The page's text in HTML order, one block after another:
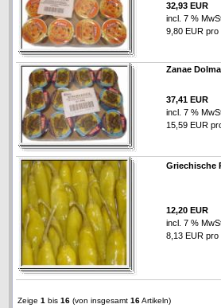
32,93 EUR
incl. 7 %
9,80 EUR
Zanae
37,41 EUR
incl. 7 %
15,59 EUR
Griechische
12,20 EUR
incl. 7 %
8,13 EUR
Zeige 1 bis 16 (von insgesamt 16Artikeln)